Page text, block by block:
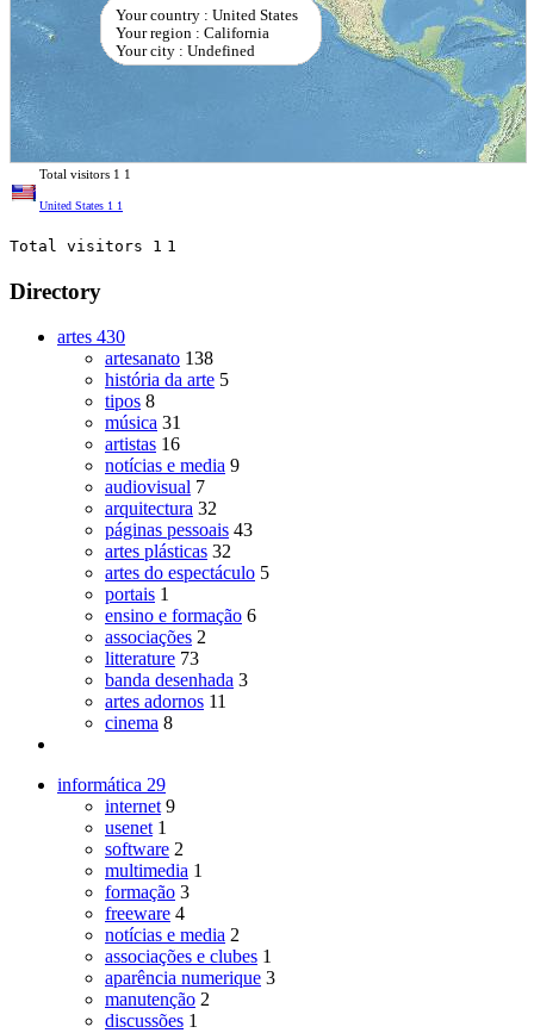
Your country : United States
Your region : California
Your city : Undefined
Total visitors 1 1
United States 1 1
Total visitors 1 1
Directory
artes 430
artesanato 138
história da arte 5
tipos 8
música 31
artistas 16
notícias e media 9
audiovisual 7
arquitectura 32
páginas pessoais 43
artes plásticas 32
artes do espectáculo 5
portais 1
ensino e formação 6
associações 2
litterature 73
banda desenhada 3
artes adornos 11
cinema 8
informática 29
internet 9
usenet 1
software 2
multimedia 1
formação 3
freeware 4
notícias e media 2
associações e clubes 1
aparência numerique 3
manutenção 2
discussões 1